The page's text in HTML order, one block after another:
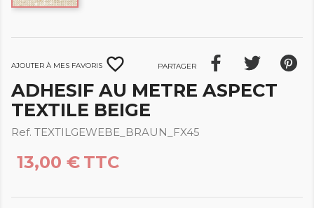
Ajouter à mes favoris favorite_border Partager
ADHESIF AU METRE ASPECT
TEXTILE BEIGE
Ref. TEXTILGEWEBE_BRAUN_FX45
13,00 € TTC